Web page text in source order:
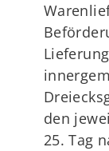
den
25. Tag